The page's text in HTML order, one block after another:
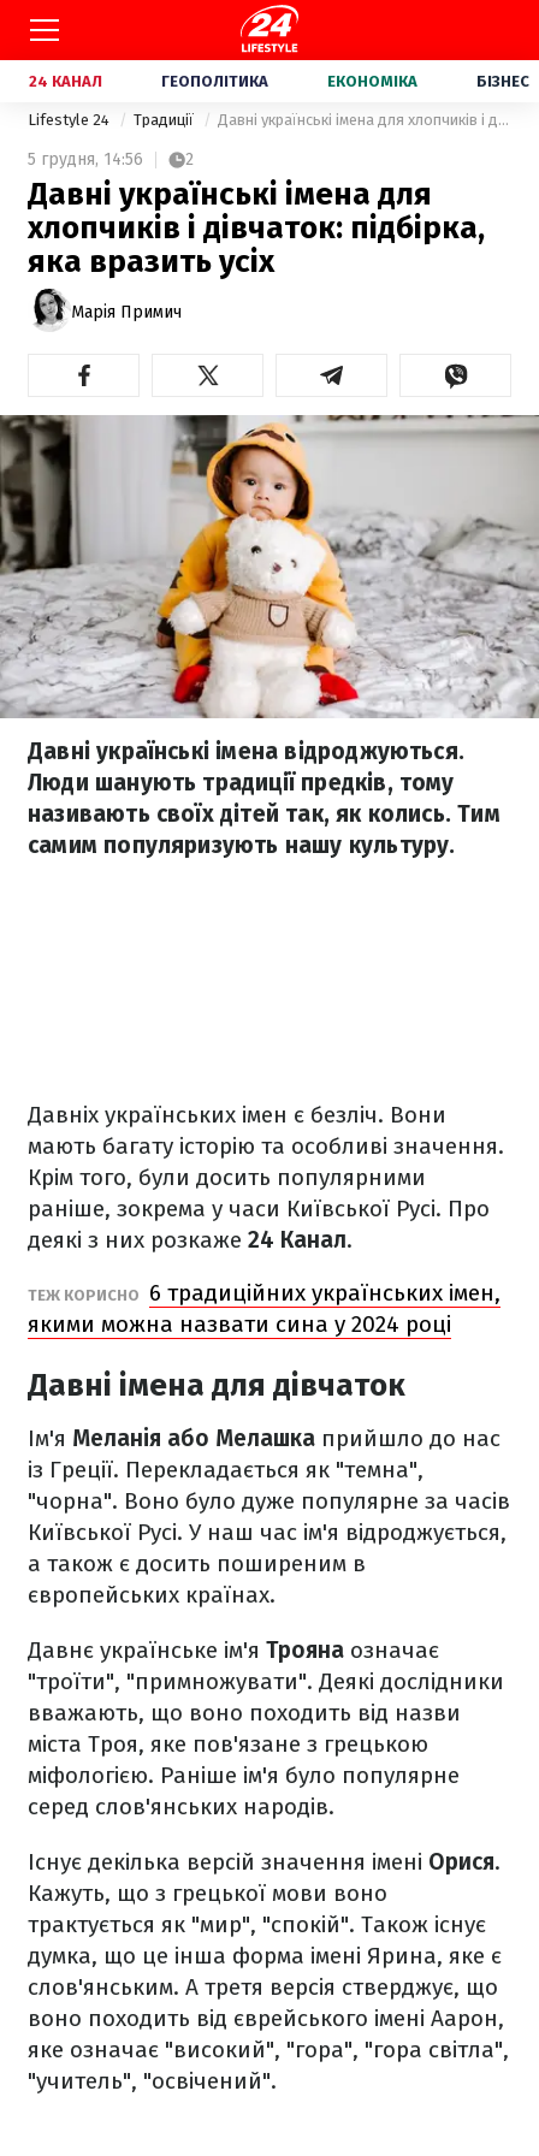
24 КАНАЛ ГЕОПОЛІТИКА ЕКОНОМІКА БІЗНЕС
Lifestyle 24 Традиції Давні українські імена для хлопчиків і дівчаток: підбірка, яка вразить усіх
5 грудня, 14:56 2
Давні українські імена для
хлопчиків і дівчаток: підбірка,
яка вразить усіх
Марія Примич
Давні українські імена відроджуються.
Люди шанують традиції предків, тому
називають своїх дітей так, як колись. Тим
самим популяризують нашу культуру.
Давніх українських імен є безліч. Вони
мають багату історію та особливі значення.
Крім того, були досить популярними
раніше, зокрема у часи Київської Русі. Про
деякі з них розкаже 24 Канал.
ТЕЖ КОРИСНО
6 традиційних українських імен,
якими можна назвати сина у 2024 році
Давні імена для дівчаток
Ім'я Меланія або Мелашка прийшло до нас
із Греції. Перекладається як "темна",
"чорна". Воно було дуже популярне за часів
Київської Русі. У наш час ім'я відроджується,
а також є досить поширеним в
європейських країнах.
Давнє українське ім'я Трояна означає
"троїти", "примножувати". Деякі дослідники
вважають, що воно походить від назви
міста Троя, яке пов'язане з грецькою
міфологією. Раніше ім'я було популярне
серед слов'янських народів.
Існує декілька версій значення імені Орися.
Кажуть, що з грецької мови воно
трактується як "мир", "спокій". Також існує
думка, що це інша форма імені Ярина, яке є
слов'янським. А третя версія стверджує, що
воно походить від єврейського імені Аарон,
яке означає "високий", "гора", "гора світла",
"учитель", "освічений".